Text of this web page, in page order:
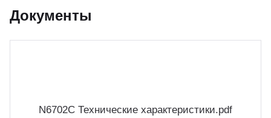
Документы
N6702C Технические характеристики.pdf